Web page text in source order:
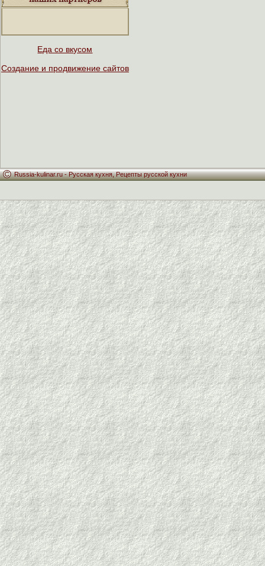
Еда со вкусом
Создание и продвижение сайтов
Russia-kulinar.ru -Русская кухня,Рецепты русской кухни